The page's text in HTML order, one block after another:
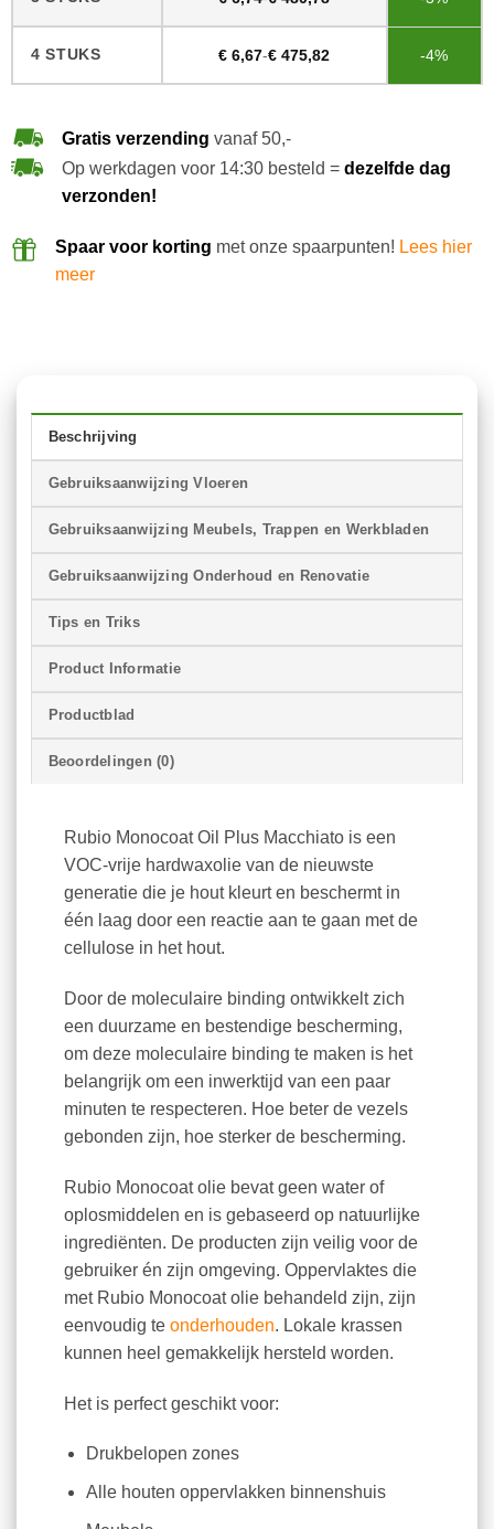
4 STUKS € 6,67-€ 475,82 -4%
Gratis verzending vanaf 50,-
Op werkdagen voor 14:30 besteld = dezelfde dag
verzonden!
Spaar voor korting met onze spaarpunten! Lees hier
meer
Beschrijving
Gebruiksaanwijzing Vloeren
Gebruiksaanwijzing Meubels, Trappen en Werkbladen
Gebruiksaanwijzing Onderhoud en Renovatie
Tips en Triks
Product Informatie
Productblad
Beoordelingen (0)
Rubio Monocoat Oil Plus Macchiato is een
VOC-vrije hardwaxolie van de nieuwste
generatie die je hout kleurt en beschermt in
één laag door een reactie aan te gaan met de
cellulose in het hout.
Door de moleculaire binding ontwikkelt zich
een duurzame en bestendige bescherming,
om deze moleculaire binding te maken is het
belangrijk om een inwerktijd van een paar
minuten te respecteren. Hoe beter de vezels
gebonden zijn, hoe sterker de bescherming.
Rubio Monocoat olie bevat geen water of
oplosmiddelen en is gebaseerd op natuurlijke
ingrediënten. De producten zijn veilig voor de
gebruiker én zijn omgeving. Oppervlaktes die
met Rubio Monocoat olie behandeld zijn, zijn
eenvoudig te onderhouden. Lokale krassen
kunnen heel gemakkelijk hersteld worden.
Het is perfect geschikt voor:
Drukbelopen zones
Alle houten oppervlakken binnenshuis